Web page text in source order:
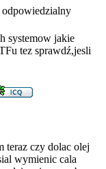
odpowiedzialny
systemow jakie
tez sprawdź,jesli
teraz czy dolac olej
wymienic cala